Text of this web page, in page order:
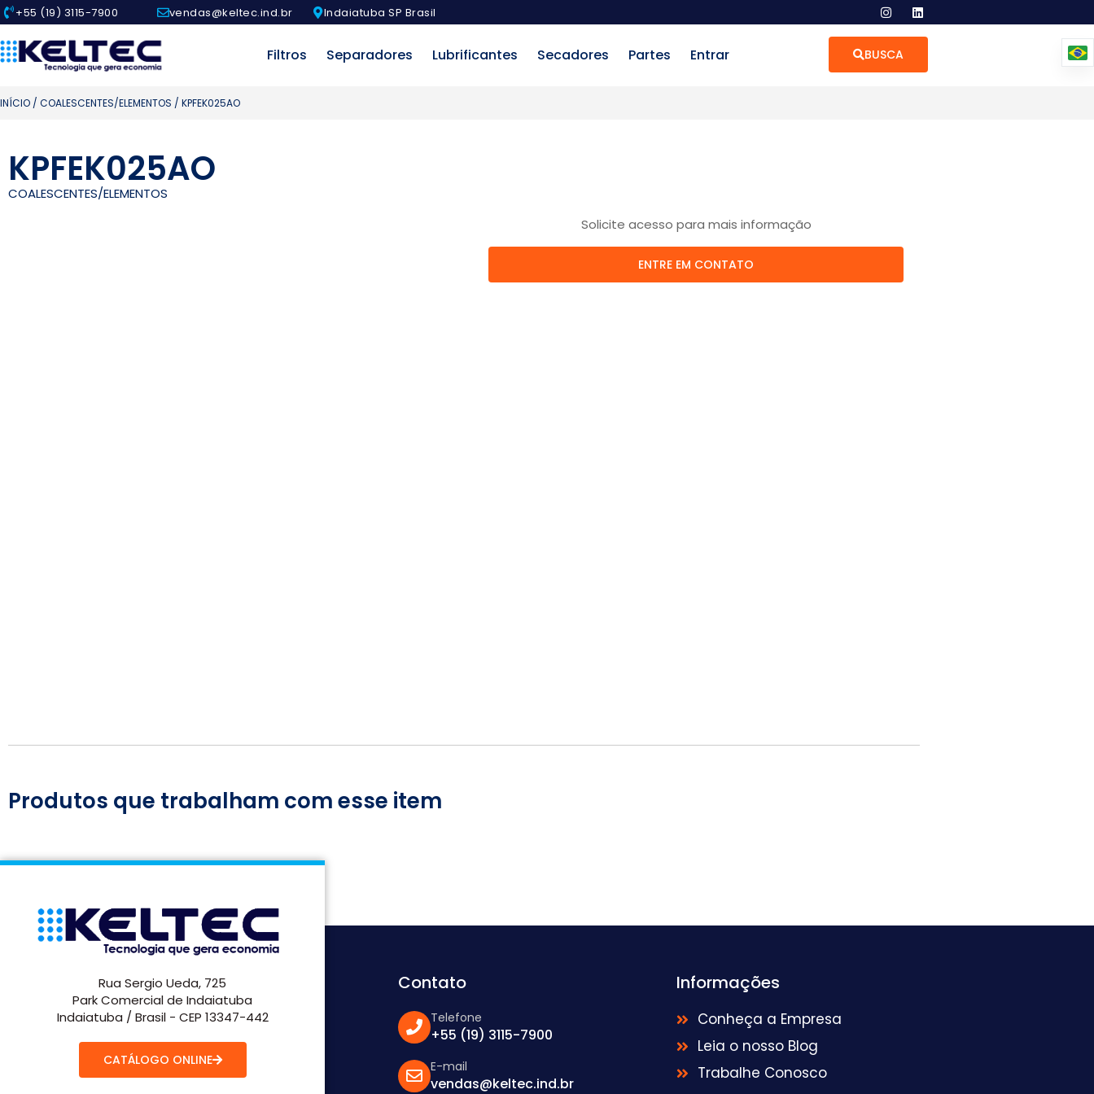
+55 (19) 3115-7900 vendas@keltec.ind.br Indaiatuba SP Brasil
Filtros Separadores Lubrificantes Secadores Partes Entrar BUSCA
INÍCIO / COALESCENTES/ELEMENTOS / KPFEK025AO
KPFEK025AO
COALESCENTES/ELEMENTOS
Solicite acesso para mais informação
ENTRE EM CONTATO
Produtos que trabalham com esse item
Rua Sergio Ueda, 725
Park Comercial de Indaiatuba
Indaiatuba / Brasil - CEP 13347-442
CATÁLOGO ONLINE
Contato
Telefone
+55 (19) 3115-7900
E-mail
vendas@keltec.ind.br
Informações
Conheça a Empresa
Leia o nosso Blog
Trabalhe Conosco